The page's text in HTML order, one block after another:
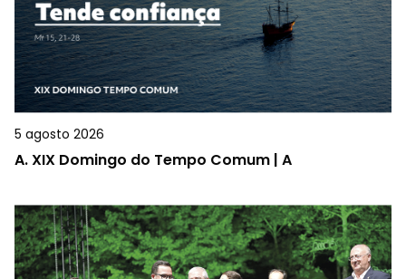
5 agosto 2026
A.XIX Domingo do Tempo Comum | A